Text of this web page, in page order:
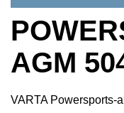
AGM
VARTA Powersports-